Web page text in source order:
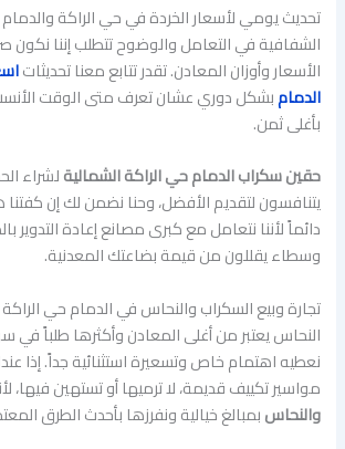
تحديث يومي لأسعار الخردة في حي الراكة والدمام
الشفافية في التعامل والوضوح تتطلب إننا
الأسعار وأوزان المعادن. تقدر تتابع معنا تحديثات
الدمامبشكل دوري عشان تعرف متى الوقت الأنسب
بأغلى ثمن.
حقين سكراب الدمام حي الراكة الشماليةلشراء
يتنافسون لتقديم الأفضل، وحنا نضمن لك إن كفتنا
دائماً لأننا نتعامل مع كبرى مصانع إعادة التدوير
وسطاء يقللون من قيمة بضاعتك المعدنية.
تجارة وبيع السكراب والنحاس في الدمام حي
النحاس يعتبر من أغلى المعادن وأكثرها طلباً في
نعطيه اهتمام خاص وتسعيرة استثنائية جداً. إذا
مواسير تكييف قديمة، لا ترميها أو تستهين فيها،
والنحاسبمبالغ خيالية ونفرزها بأحدث الطرق